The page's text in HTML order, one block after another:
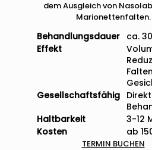
dem Ausgleich von
Marionettenfalten.
Behandlungsdauer ca.
Effekt
Gesellschaftsfähig
Haltbarkeit
3-12
Kosten
ab
TERMIN BUCHEN